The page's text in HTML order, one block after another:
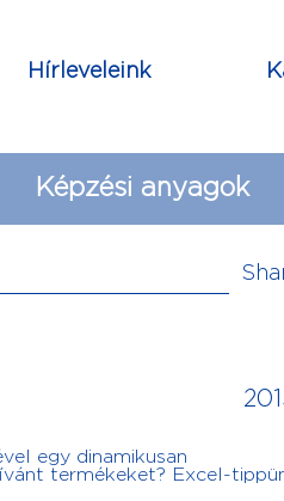
Hírleveleink
Képzési anyagok
egy dinamikusan
termékeket? Excel-